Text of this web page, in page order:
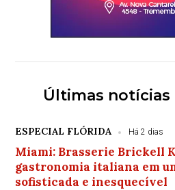
Últimas notícias
ESPECIAL FLÓRIDA Há 2 dias
Miami: Brasserie Brickell
gastronomia italiana em
sofisticada e inesquecível